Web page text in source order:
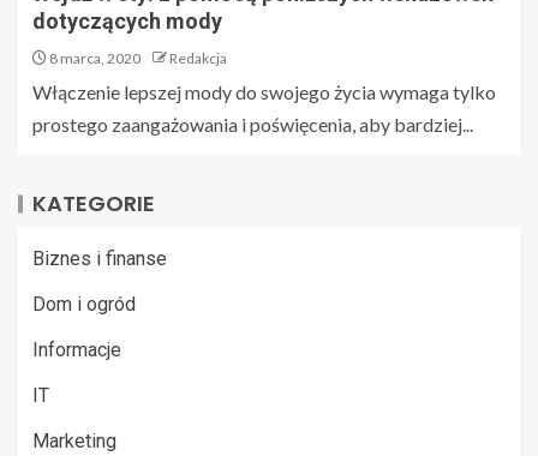
dotyczących mody
8 marca, 2020 Redakcja
Włączenie lepszej mody do swojego życia wymaga tylko
prostego zaangażowania i poświęcenia, aby bardziej...
KATEGORIE
Biznes i finanse
Dom i ogród
Informacje
IT
Marketing